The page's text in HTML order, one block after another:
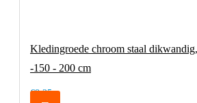
Kledingroede chroom staal
-150 - 200 cm
€8,25